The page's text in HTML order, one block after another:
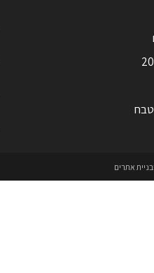
אתרים